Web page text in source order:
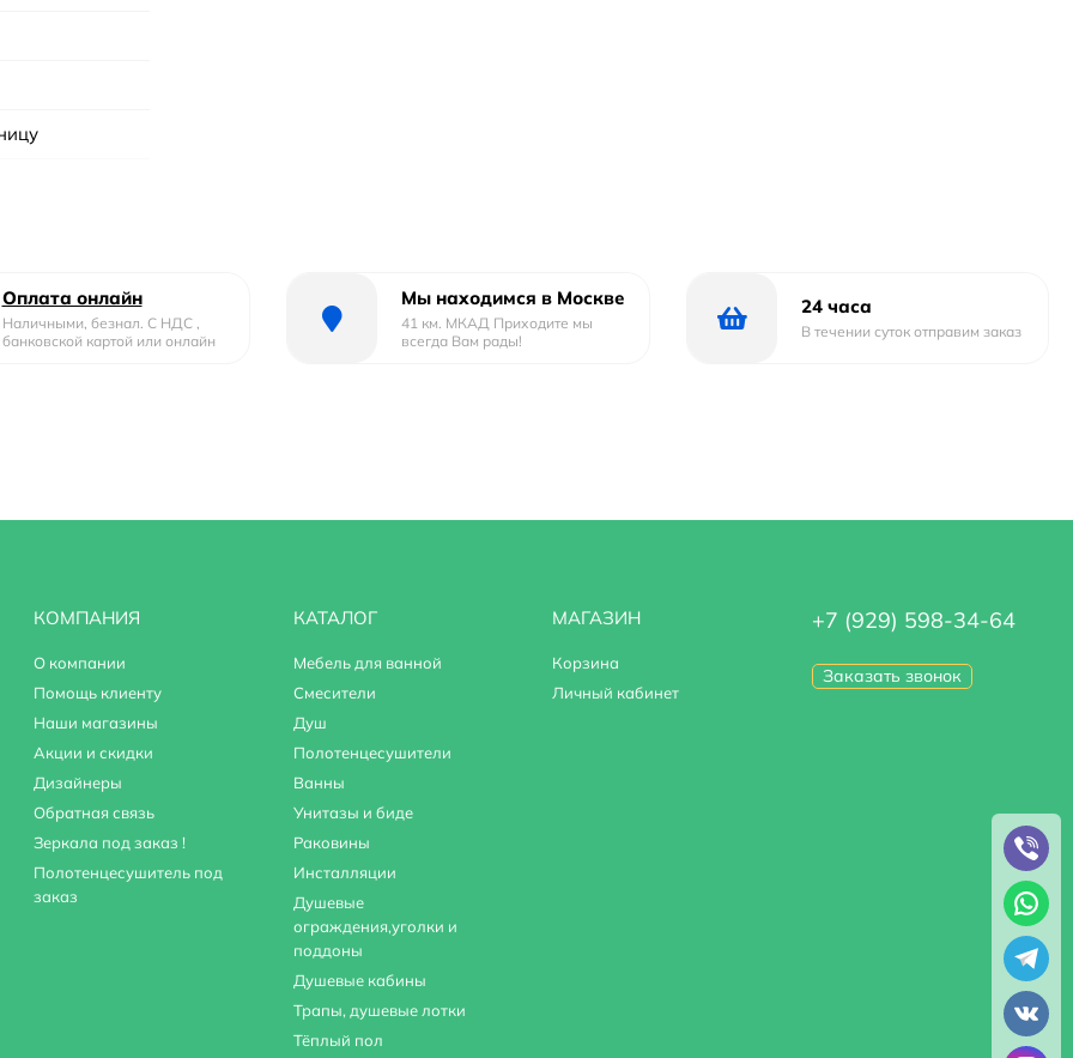
для фильтра
подводка
Оплата онлайн
Наличными, безнал. С НДС ,
банковской картой или онлайн
Мы находимся в Москве
41 км. МКАД Приходите мы
всегда Вам рады!
24 часа
В течении суток отправим заказ
КОМПАНИЯ
О компании
Помощь клиенту
Наши магазины
Акции и скидки
Дизайнеры
Обратная связь
Зеркала под заказ !
Полотенцесушитель под
заказ
КАТАЛОГ
Мебель для ванной
Смесители
Душ
Полотенцесушители
Ванны
Унитазы и биде
Раковины
Инсталляции
Душевые
ограждения,уголки и
поддоны
Душевые кабины
Трапы, душевые лотки
Тёплый пол
МАГАЗИН
Корзина
Личный кабинет
+7 (929) 598-34-64
Заказать звонок